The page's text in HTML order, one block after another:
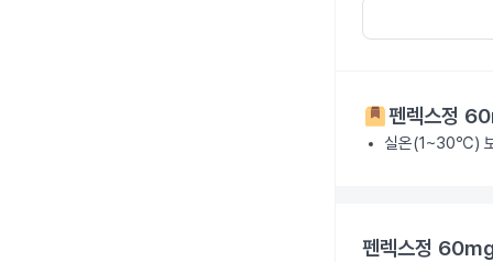
펜렉스정
실온(1~30℃)
펜렉스정